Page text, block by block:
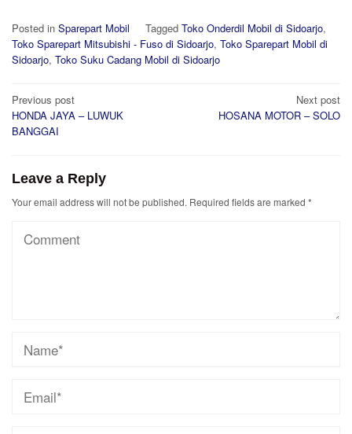
Posted in Sparepart Mobil Tagged Toko Onderdil Mobil di Sidoarjo,
Toko Sparepart Mitsubishi - Fuso di Sidoarjo, Toko Sparepart Mobil di
Sidoarjo, Toko Suku Cadang Mobil di Sidoarjo
Post
navigation
Previous post
HONDA JAYA – LUWUK
BANGGAI
Next post
HOSANA MOTOR – SOLO
Leave a Reply
Your email address will not be published. Required fields are marked *